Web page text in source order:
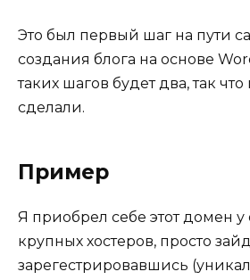
Это был первый шаг на пути
создания блога на основе
таких шагов будет два, так
сделали.
Пример
Я приобрел себе этот домен у
крупных хостеров, просто
зарегестрировавшись